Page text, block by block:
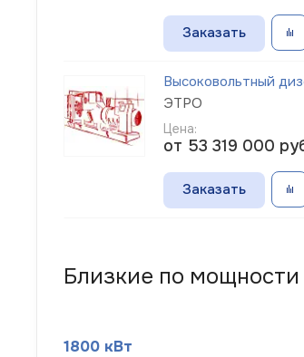
Заказать
Высоковольтный
ЭТРО
Цена:
от 53 319 000
Заказать
Близкие по
1800 кВт